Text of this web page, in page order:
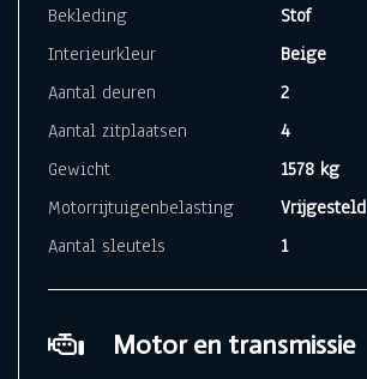
Bekleding
Stof
Interieurkleur
Beige
Aantal deuren
2
Aantal zitplaatsen
4
Gewicht
1578 kg
Motorrijtuigenbelasting
Vrijgesteld
Aantal sleutels
1
Motor en transmissie